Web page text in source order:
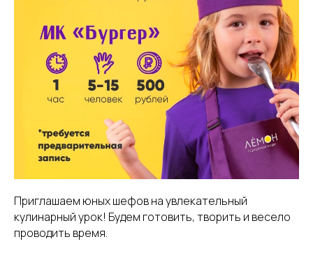
Приглашаем юных шефов на увлекательный
кулинарный урок! Будем готовить, творить и весело
проводить время.